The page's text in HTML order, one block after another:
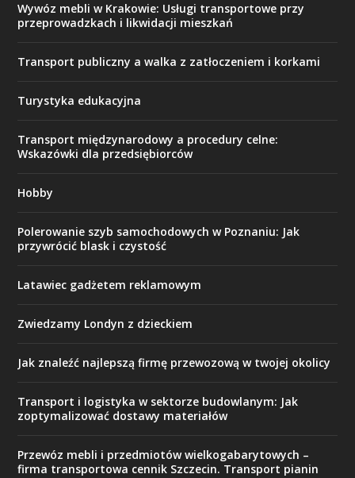
Wywóz mebli w Krakowie: Usługi transportowe przy
przeprowadzkach i likwidacji mieszkań
Transport publiczny a walka z zatłoczeniem i korkami
Turystyka edukacyjna
Transport międzynarodowy a procedury celne:
Wskazówki dla przedsiębiorców
Hobby
Polerowanie szyb samochodowych w Poznaniu: Jak
przywrócić blask i czystość
Latawiec gadżetem reklamowym
Zwiedzamy Londyn z dzieckiem
Jak znaleźć najlepszą firmę przewozową w twojej okolicy
Transport i logistyka w sektorze budowlanym: Jak
zoptymalizować dostawy materiałów
Przewóz mebli i przedmiotów wielkogabarytowych –
firma transportowa cennik Szczecin. Transport pianin